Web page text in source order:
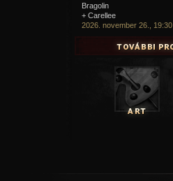
Bragolin
+ Carellee
2026. november 26., 19:30